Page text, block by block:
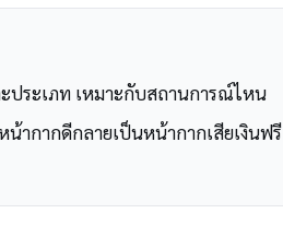
ระเภท เหมาะกับสถานการณ์ไหน
ากากดีกลายเป็นหน้ากากเสียเงินฟรี